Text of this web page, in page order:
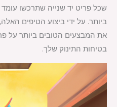
שכל פריט יד שנייה שתרכשו
ביותר. על ידי ביצוע הטיפים
את המבצעים הטובים ביותר על
בטיחות התינוק שלך.